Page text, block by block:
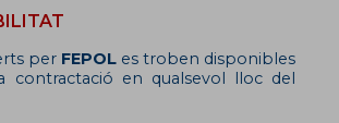
per FEPOL es troben disponibles
contractació en qualsevol lloc del